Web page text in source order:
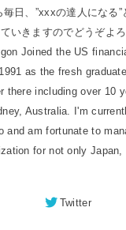
日、”xxxの達人になる”
いきますのでどうぞよ
Joined the US
as the fresh
there including over 10
Australia. I'm
and am fortunate to
for not only
Twitter